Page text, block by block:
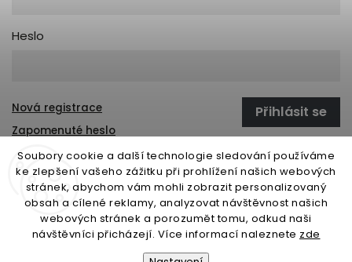
Soubory cookie a další technologie sledování používáme
ke zlepšení vašeho zážitku při prohlížení našich webových
stránek, abychom vám mohli zobrazit personalizovaný
obsah a cílené reklamy, analyzovat návštěvnost našich
webových stránek a porozumět tomu, odkud naši
návštěvníci přicházejí. Více informací naleznete zde
Heslo
Přihlásit se
Nová registrace
Zapomenuté heslo
open-gate.sk montazpohonu.sk